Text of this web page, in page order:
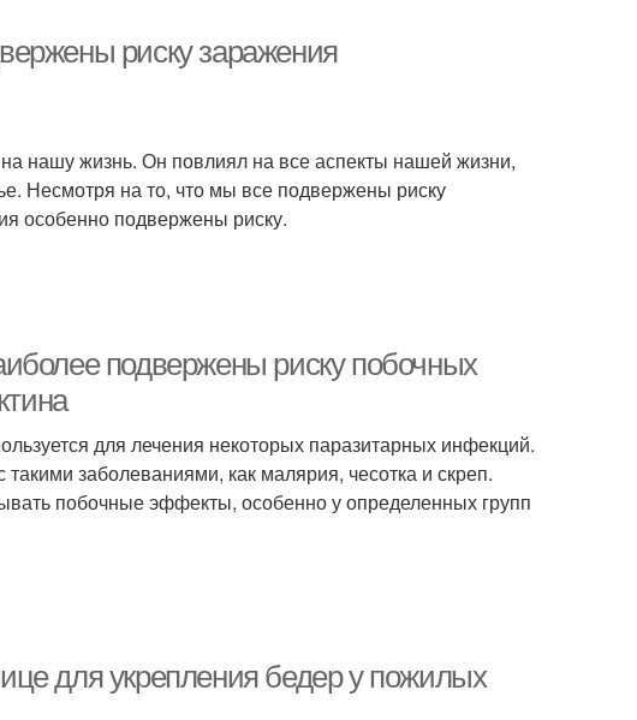
риску заражения
нашу жизнь. Он повлиял на все аспекты нашей жизни,
Несмотря на то, что мы все подвержены риску
особенно подвержены риску.
подвержены риску побочных
для лечения некоторых паразитарных инфекций.
заболеваниями, как малярия, чесотка и скреп.
побочные эффекты, особенно у определенных групп
для укрепления бедер у пожилых